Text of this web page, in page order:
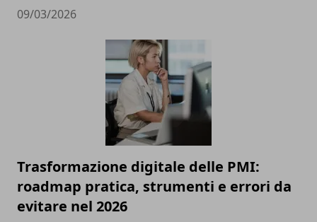
09/03/2026
Trasformazione digitale delle PMI:
roadmap pratica, strumenti e errori da
evitare nel 2026